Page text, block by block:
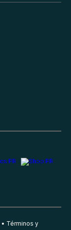
Términos y